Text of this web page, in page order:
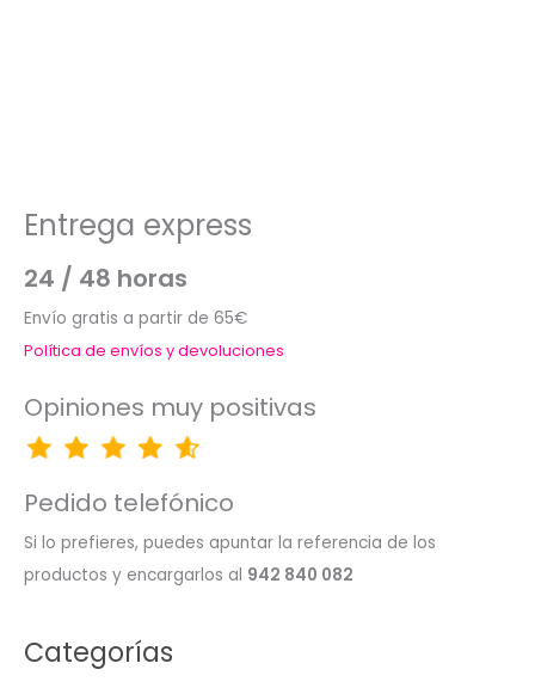
Entrega express
24 / 48 horas
Envío gratis a partir de 65€
Política de envíos y devoluciones
Opiniones muy positivas
Pedido telefónico
Si lo prefieres, puedes apuntar la referencia de los
productos y encargarlos al 942 840 082
Categorías